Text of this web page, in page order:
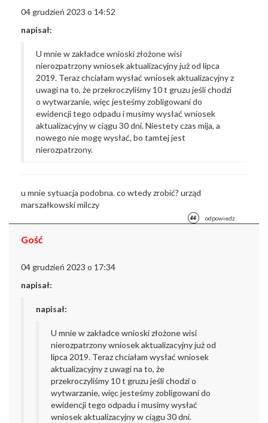
04 grudzień 2023 o 14:52
napisał:
U mnie w zakładce wnioski złożone wisi
nierozpatrzony wniosek aktualizacyjny już od lipca
2019. Teraz chciałam wysłać wniosek aktualizacyjny z
uwagi na to, że przekroczyliśmy 10 t gruzu jeśli chodzi
o wytwarzanie, więc jesteśmy zobligowani do
ewidencji tego odpadu i musimy wysłać wniosek
aktualizacyjny w ciągu 30 dni. Niestety czas mija, a
nowego nie mogę wysłać, bo tamtej jest
nierozpatrzony.
u mnie sytuacja podobna. co wtedy zrobić? urząd
marszałkowski milczy
odpowiedz
Gość
04 grudzień 2023 o 17:34
napisał:
napisał:
U mnie w zakładce wnioski złożone wisi
nierozpatrzony wniosek aktualizacyjny już od
lipca 2019. Teraz chciałam wysłać wniosek
aktualizacyjny z uwagi na to, że
przekroczyliśmy 10 t gruzu jeśli chodzi o
wytwarzanie, więc jesteśmy zobligowani do
ewidencji tego odpadu i musimy wysłać
wniosek aktualizacyjny w ciągu 30 dni.